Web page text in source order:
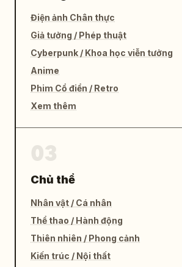
Điện ảnh Chân thực
Giả tưởng / Phép thuật
Cyberpunk / Khoa học viễn tưởng
Anime
Phim Cổ điển / Retro
Xem thêm
Chủ thể
Nhân vật / Cá nhân
Thể thao / Hành động
Thiên nhiên / Phong cảnh
Kiến trúc / Nội thất